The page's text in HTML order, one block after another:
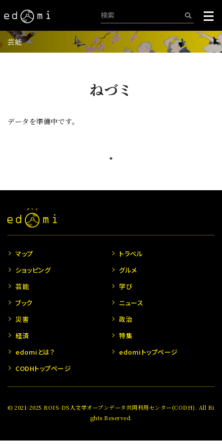
芸能
ねづミ
データを準備中です。
マップ
トラベル
ショッピング
グルメ
芸能
学び
ブック
ニュース
災害
政治
経済
特集
edomiとは？
edomiトップページ
CODHトップページ
© 2021-2025 ROIS-DS人文学オープンデータ共同利用センター(CODH). All Ri
ghts Reserved.